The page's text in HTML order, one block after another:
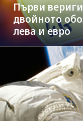
Първи
двойното
лева и евро